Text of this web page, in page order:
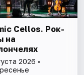
Cellos. Рок-
на
2026 •